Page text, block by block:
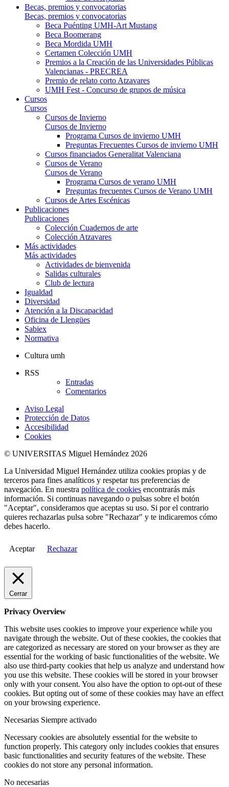
Becas, premios y convocatorias
Becas, premios y convocatorias
Beca Puénting UMH-Art Mustang
Beca Boomerang
Beca Mordida UMH
Certamen Colección UMH
Premios a la Creación de las Universidades Públicas
Valencianas - PRECREA
Premio de relato corto Atzavares
UMH Fest - Concurso de grupos de música
Cursos
Cursos
Cursos de Invierno
Cursos de Invierno
Programa Cursos de invierno UMH
Preguntas Frecuentes Cursos de invierno UMH
Cursos financiados Generalitat Valenciana
Cursos de Verano
Cursos de Verano
Programa Cursos de verano UMH
Preguntas frecuentes Cursos de Verano UMH
Cursos de Artes Escénicas
Publicaciones
Publicaciones
Colección Cuadernos de arte
Colección Atzavares
Más actividades
Más actividades
Actividades de bienvenida
Salidas culturales
Club de lectura
Igualdad
Diversidad
Atención a la Discapacidad
Oficina de Llengües
Sabiex
Normativa
Cultura umh
RSS
Entradas
Comentarios
Aviso Legal
Protección de Datos
Accesibilidad
Cookies
© UNIVERSITAS Miguel Hernández 2026
La Universidad Miguel Hernández utiliza cookies propias y de
terceros para fines analíticos y respetar tus preferencias de
navegación. En nuestra política de cookies encontrarás más
información. Si continuas navegando o pulsas sobre el botón
"Aceptar", consideramos que aceptas su uso. Si por el contrario
quieres rechazarlas pulsa sobre "Rechazar" y te indicaremos cómo
debes hacerlo.
Aceptar Rechazar
Cerrar
Privacy Overview
This website uses cookies to improve your experience while you
navigate through the website. Out of these cookies, the cookies that
are categorized as necessary are stored on your browser as they are
essential for the working of basic functionalities of the website. We
also use third-party cookies that help us analyze and understand how
you use this website. These cookies will be stored in your browser
only with your consent. You also have the option to opt-out of these
cookies. But opting out of some of these cookies may have an effect
on your browsing experience.
Necesarias Siempre activado
Necessary cookies are absolutely essential for the website to
function properly. This category only includes cookies that ensures
basic functionalities and security features of the website. These
cookies do not store any personal information.
No necesarias